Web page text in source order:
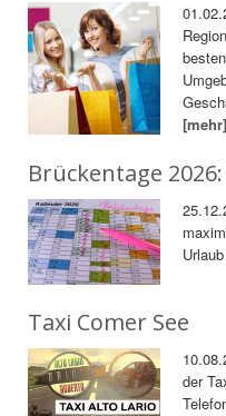
[mehr]
Brückentage 2026:
Taxi Comer See
der